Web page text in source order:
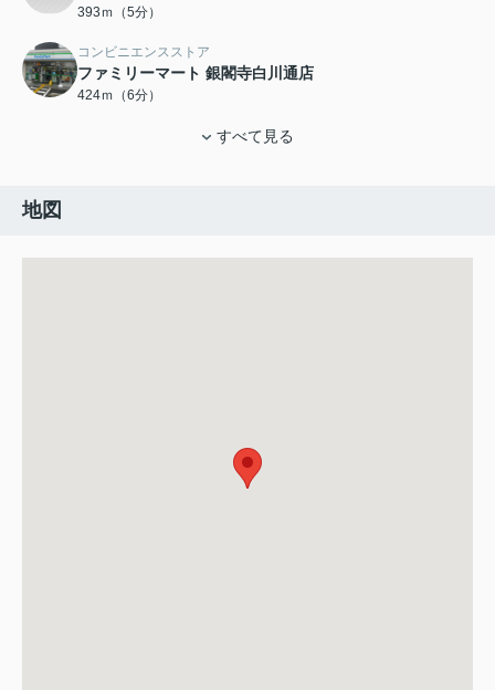
393ｍ（5分）
コンビニエンスストア
ファミリーマート 銀閣寺白川通店
424ｍ（6分）
すべて見る
地図